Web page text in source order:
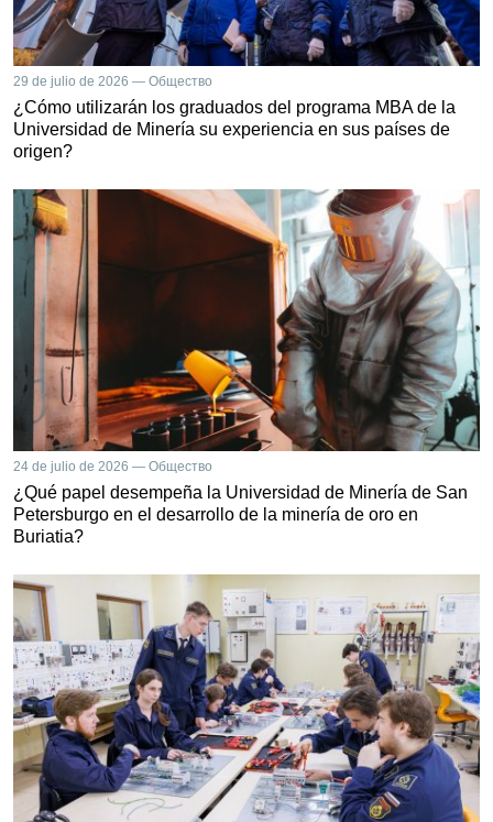
29 de julio de 2026 — Общество
¿Cómo utilizarán los graduados del programa MBA de la
Universidad de Minería su experiencia en sus países de
origen?
24 de julio de 2026 — Общество
¿Qué papel desempeña la Universidad de Minería de San
Petersburgo en el desarrollo de la minería de oro en
Buriatia?